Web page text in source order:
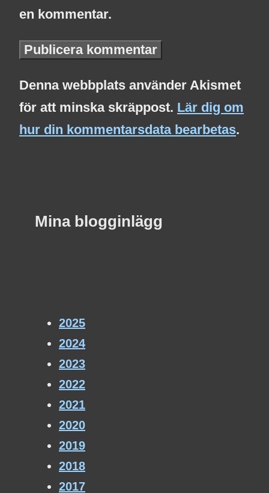
en kommentar.
Denna webbplats använder Akismet
för att minska skräppost. Lär dig om
hur din kommentarsdata bearbetas.
Mina blogginlägg
2025
2024
2023
2022
2021
2020
2019
2018
2017